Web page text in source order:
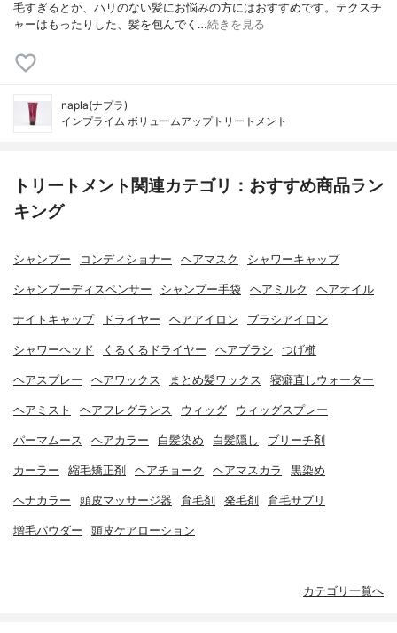
毛すぎるとか、ハリのない髪にお悩みの方にはおすすめです。テクスチ
ャーはもったりした、髪を包んでく…続きを見る
napla(ナプラ)
インプライム ボリュームアップトリートメント
トリートメント関連カテゴリ：おすすめ商品ラン
キング
シャンプー コンディショナー ヘアマスク シャワーキャップ
シャンプーディスペンサー シャンプー手袋 ヘアミルク ヘアオイル
ナイトキャップ ドライヤー ヘアアイロン ブラシアイロン
シャワーヘッド くるくるドライヤー ヘアブラシ つげ櫛
ヘアスプレー ヘアワックス まとめ髪ワックス 寝癖直しウォーター
ヘアミスト ヘアフレグランス ウィッグ ウィッグスプレー
パーマムース ヘアカラー 白髪染め 白髪隠し ブリーチ剤
カーラー 縮毛矯正剤 ヘアチョーク ヘアマスカラ 黒染め
ヘナカラー 頭皮マッサージ器 育毛剤 発毛剤 育毛サプリ
増毛パウダー 頭皮ケアローション
カテゴリ一覧へ